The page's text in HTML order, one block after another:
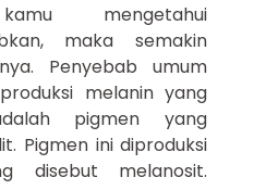
mengetahui
maka semakin
Penyebab umum
melanin yang
pigmen yang
Pigmen ini diproduksi
disebut melanosit.